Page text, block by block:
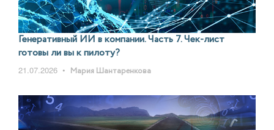
Генеративный ИИ в компании. Часть 7. Чек-лист
готовы ли вы к пилоту?
21.07.2026 • Мария Шантаренкова